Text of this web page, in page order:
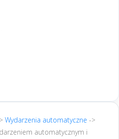
Wydarzenia automatyczne ->
automatycznym i